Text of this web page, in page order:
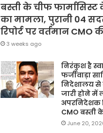
बस्ती के चीफ फार्मासिस्ट
का मामला, पुरानी 04
रिपोर्ट पर वर्तमान CMO
3 weeks ago
निरंकुश है
फर्जीवाड़ा
निदेशालय से
जारी होने
अपरनिदेशक
CMO बस्ती
June 20,